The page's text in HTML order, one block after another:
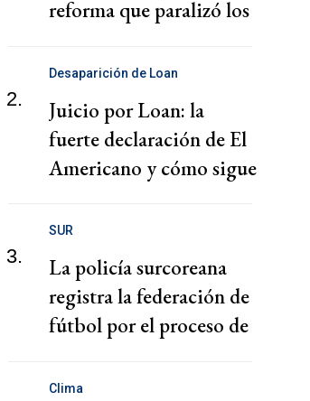
reforma que paralizó los
2.
Desaparición de Loan
Juicio por Loan: la
fuerte declaración de El
Americano y cómo sigue
3.
SUR
La policía surcoreana
registra la federación de
fútbol por el proceso de
Clima